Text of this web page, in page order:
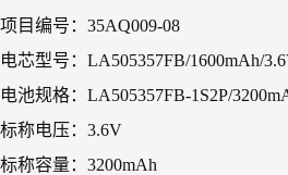
项目编号：35AQ009-08
电芯型号：LA505357FB/1600mAh/
电池规格：LA505357FB-1S2P/
标称电压：3.6V
标称容量：3200mAh